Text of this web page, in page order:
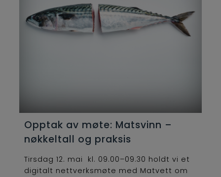
Opptak av møte: Matsvinn –
nøkkeltall og praksis
Tirsdag 12. mai kl. 09.00–09.30 holdt vi et
digitalt nettverksmøte med Matvett om